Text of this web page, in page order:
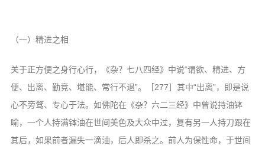
（一）精进之相
关于正方便之身行心行，《杂？七八四经》中说“谓欲、精进、方
便、出离、勤竞、堪能、常行不退”。［277］其中“出离”，即是说
心不旁骛、专心于法。如佛陀在《杂？六二三经》中曾说持油钵
喻，一个人持满钵油在世间美色及大众中过，复有另一人持刀跟在
其后，如果前者漏失一滴油，后人即杀之。前人为保性命，于世间